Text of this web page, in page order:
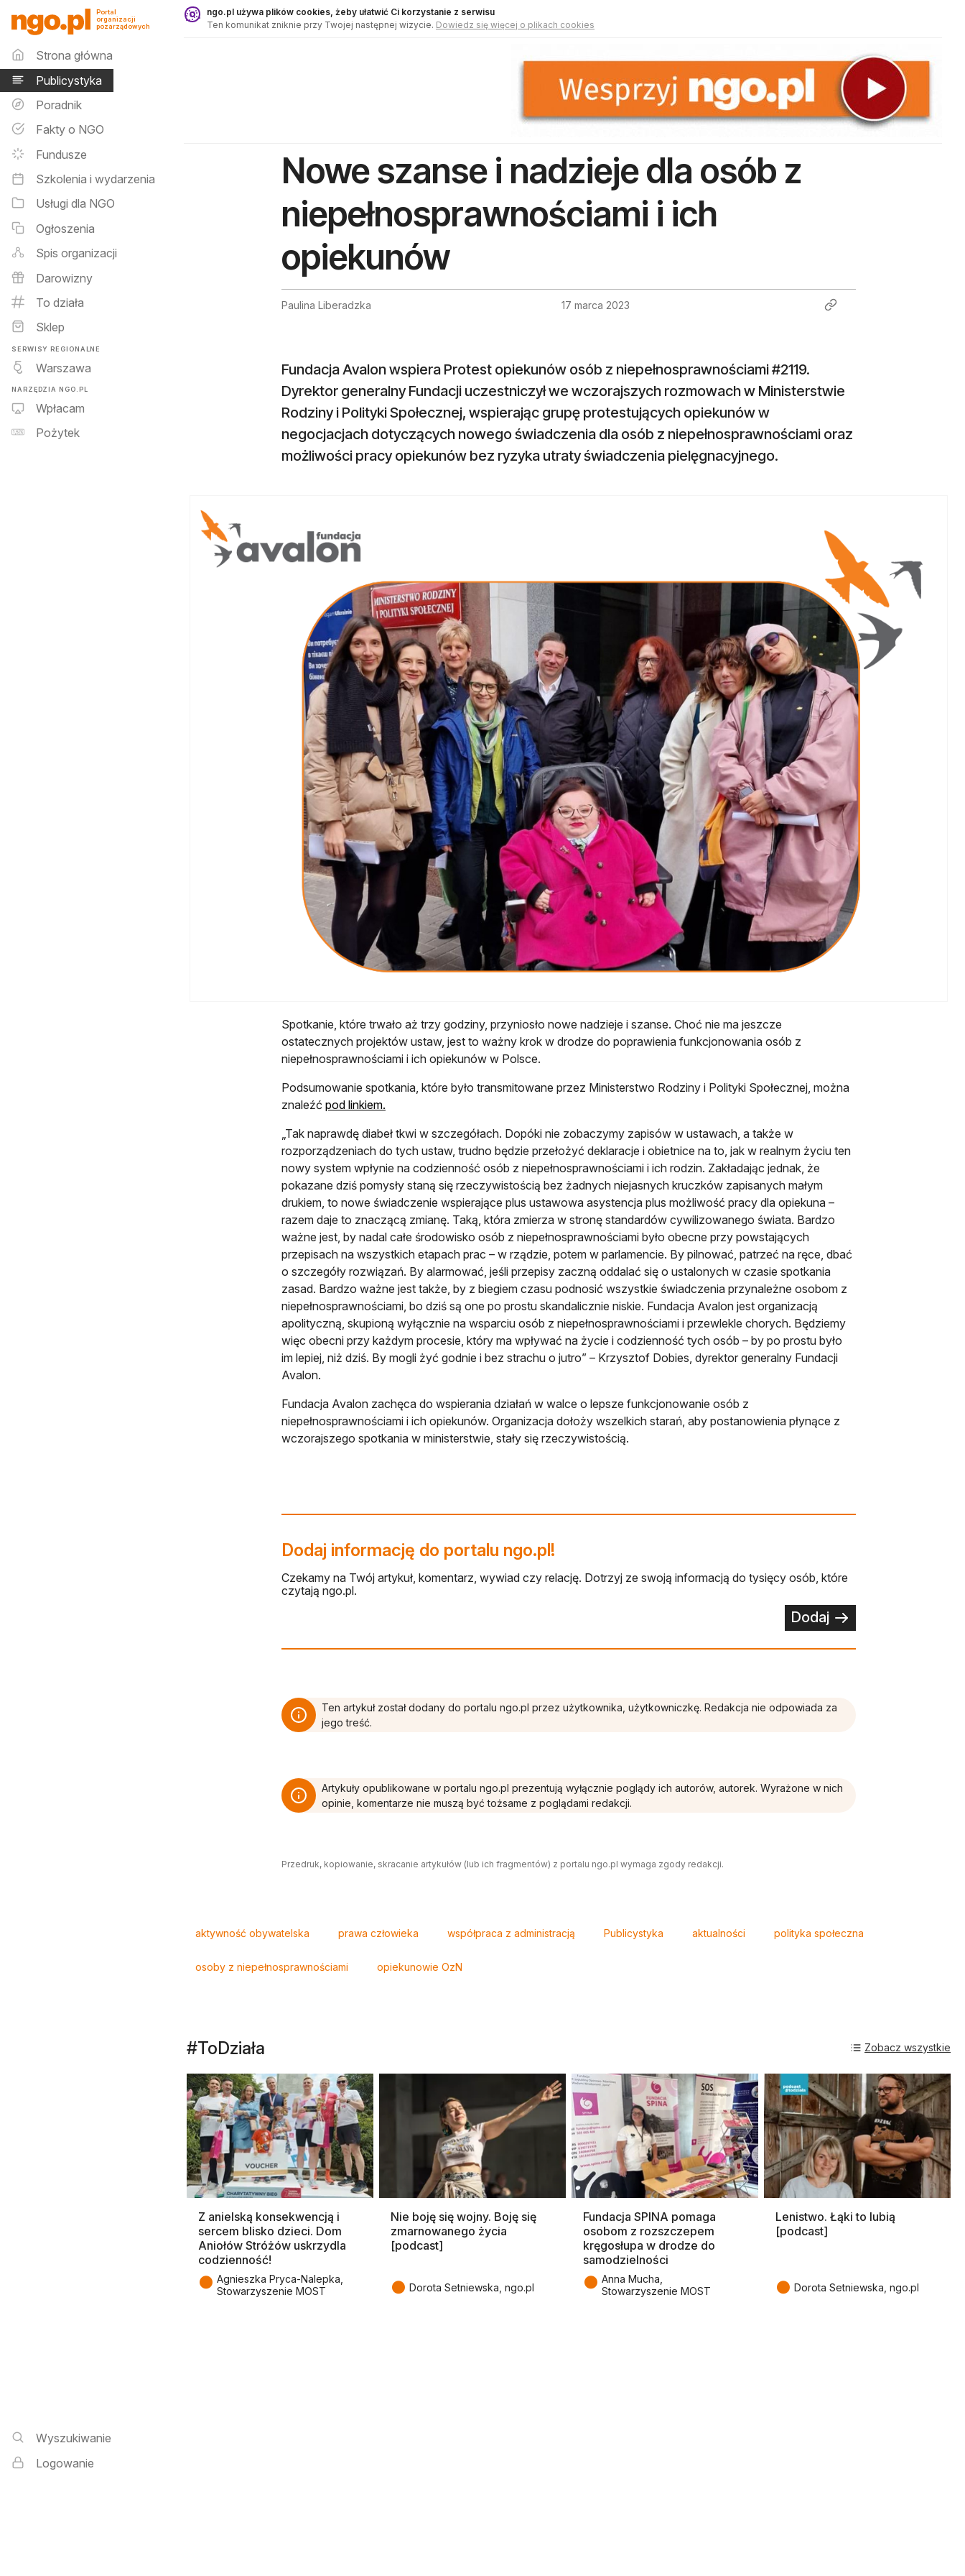
Publicystyka - ngo.pl
Portal
organizacji
pozarządowych
Menu główne
Strona główna
Publicystyka
Poradnik
Fakty o NGO
Fundusze
Szkolenia i wydarzenia
Usługi dla NGO
Ogłoszenia
Spis organizacji
Darowizny
To działa
Sklep
SERWISY REGIONALNE
Warszawa
NARZĘDZIA NGO.PL
Wpłacam
Pożytek
Wyszukiwarka i logowanie
Wyszukiwanie
Logowanie
ngo.pl używa plików cookies, żeby ułatwić Ci korzystanie z serwisu
Ten komunikat zniknie przy Twojej następnej wizycie. Dowiedz się więcej o plikach cookies
Nowe szanse i nadzieje dla osób z
niepełnosprawnościami i ich
opiekunów
Paulina Liberadzka 17 marca 2023
Fundacja Avalon wspiera Protest opiekunów osób z niepełnosprawnościami #2119.
Dyrektor generalny Fundacji uczestniczył we wczorajszych rozmowach w Ministerstwie
Rodziny i Polityki Społecznej, wspierając grupę protestujących opiekunów w
negocjacjach dotyczących nowego świadczenia dla osób z niepełnosprawnościami oraz
możliwości pracy opiekunów bez ryzyka utraty świadczenia pielęgnacyjnego.
Spotkanie, które trwało aż trzy godziny, przyniosło nowe nadzieje i szanse. Choć nie ma jeszcze
ostatecznych projektów ustaw, jest to ważny krok w drodze do poprawienia funkcjonowania osób z
niepełnosprawnościami i ich opiekunów w Polsce.
Podsumowanie spotkania, które było transmitowane przez Ministerstwo Rodziny i Polityki Społecznej, można
znaleźć pod linkiem.
„Tak naprawdę diabeł tkwi w szczegółach. Dopóki nie zobaczymy zapisów w ustawach, a także w
rozporządzeniach do tych ustaw, trudno będzie przełożyć deklaracje i obietnice na to, jak w realnym życiu ten
nowy system wpłynie na codzienność osób z niepełnosprawnościami i ich rodzin. Zakładając jednak, że
pokazane dziś pomysły staną się rzeczywistością bez żadnych niejasnych kruczków zapisanych małym
drukiem, to nowe świadczenie wspierające plus ustawowa asystencja plus możliwość pracy dla opiekuna –
razem daje to znaczącą zmianę. Taką, która zmierza w stronę standardów cywilizowanego świata. Bardzo
ważne jest, by nadal całe środowisko osób z niepełnosprawnościami było obecne przy powstających
przepisach na wszystkich etapach prac – w rządzie, potem w parlamencie. By pilnować, patrzeć na ręce, dbać
o szczegóły rozwiązań. By alarmować, jeśli przepisy zaczną oddalać się o ustalonych w czasie spotkania
zasad. Bardzo ważne jest także, by z biegiem czasu podnosić wszystkie świadczenia przynależne osobom z
niepełnosprawnościami, bo dziś są one po prostu skandalicznie niskie. Fundacja Avalon jest organizacją
apolityczną, skupioną wyłącznie na wsparciu osób z niepełnosprawnościami i przewlekle chorych. Będziemy
więc obecni przy każdym procesie, który ma wpływać na życie i codzienność tych osób – by po prostu było
im lepiej, niż dziś. By mogli żyć godnie i bez strachu o jutro” – Krzysztof Dobies, dyrektor generalny Fundacji
Avalon.
Fundacja Avalon zachęca do wspierania działań w walce o lepsze funkcjonowanie osób z
niepełnosprawnościami i ich opiekunów. Organizacja dołoży wszelkich starań, aby postanowienia płynące z
wczorajszego spotkania w ministerstwie, stały się rzeczywistością.
Dodaj informację do portalu ngo.pl!
Czekamy na Twój artykuł, komentarz, wywiad czy relację. Dotrzyj ze swoją informacją do tysięcy osób, które
czytają ngo.pl.
Dodaj
Ten artykuł został dodany do portalu ngo.pl przez użytkownika, użytkowniczkę. Redakcja nie odpowiada za
jego treść.
Artykuły opublikowane w portalu ngo.pl prezentują wyłącznie poglądy ich autorów, autorek. Wyrażone w nich
opinie, komentarze nie muszą być tożsame z poglądami redakcji.
Przedruk, kopiowanie, skracanie artykułów (lub ich fragmentów) z portalu ngo.pl wymaga zgody redakcji.
aktywność obywatelska prawa człowieka współpraca z administracją Publicystyka aktualności polityka społeczna
osoby z niepełnosprawnościami opiekunowie OzN
#ToDziała
Z anielską konsekwencją i
sercem blisko dzieci. Dom
Aniołów Stróżów uskrzydla
codzienność!
● Agnieszka Pryca-Nalepka,
Stowarzyszenie MOST
Nie boję się wojny. Boję się
zmarnowanego życia
[podcast]
● Dorota Setniewska, ngo.pl
Fundacja SPINA pomaga
osobom z rozszczepem
kręgosłupa w drodze do
samodzielności
● Anna Mucha,
Stowarzyszenie MOST
Lenistwo. Łąki to lubią
[podcast]
● Dorota Setniewska, ngo.pl
Zobacz wszystkie